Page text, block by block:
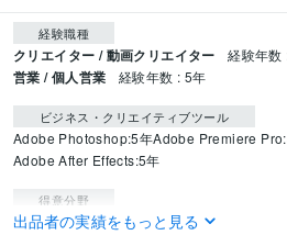
経験職種
クリエイター / 動画クリエイター 経験年数
営業 / 個人営業 経験年数 : 5年
ビジネス・クリエイティブツール
Adobe Photoshop:5年Adobe Premiere
Adobe After Effects:5年
得意分野
動画編集・映像制作 youtube 動画編集
出品者の実績をもっと見る